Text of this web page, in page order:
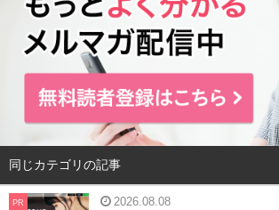
同じカテゴリの記事
PR 2026.08.08